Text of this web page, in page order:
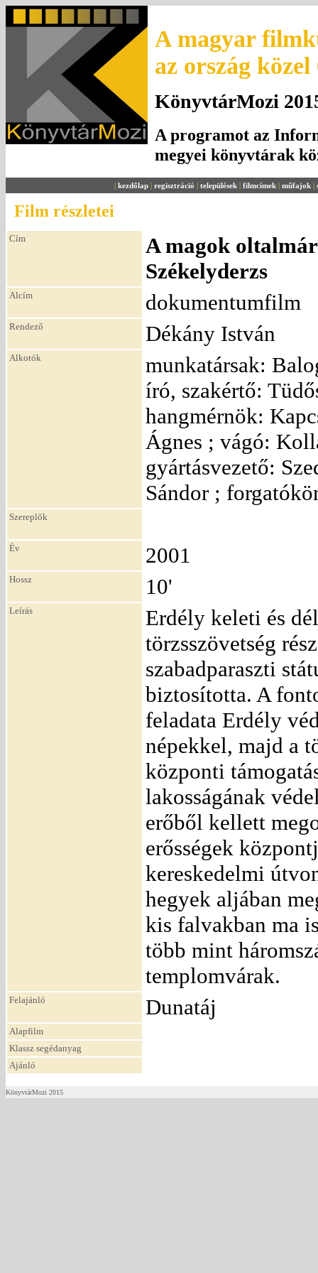
A magyar
az ország
KönyvtárMozi
A programot az
megyei könyvtárak
| kezdőlap | regisztráció | települések | filmcímek | műfajok |
Film részletei
Cím
A magok
Székelyderzs
Alcím dokumentumfilm
Rendező Dékány István
Alkotók
munkatársak:
író, szakértő:
hangmérnök:
Ágnes ; vágó:
gyártásvezető:
Sándor ;
Szereplők
Év 2001
Hossz 10'
Leírás
Erdély keleti és
törzsszövetség
szabadparaszti
biztosította. A
feladata Erdély
népekkel, majd a
központi
lakosságának
erőből kellett
erősségek
kereskedelmi
hegyek aljában
kis falvakban ma
több mint
templomvárak.
Felajánló Dunatáj
Alapfilm
Klassz segédanyag
Ajánló
KönyvtárMozi 2015